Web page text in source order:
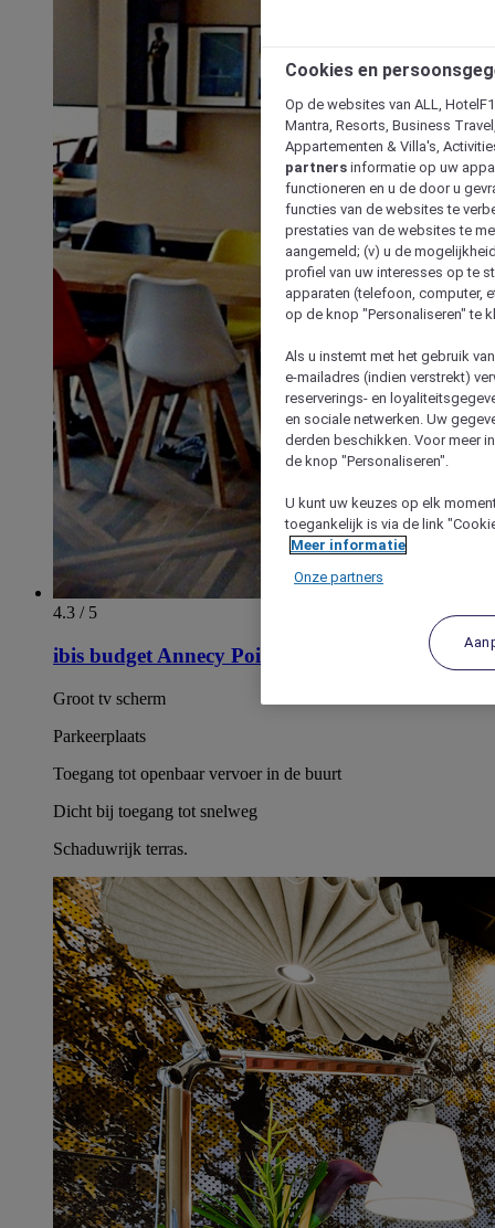
4.3 / 5
ibis budget Annecy Poisy
Groot tv scherm
Parkeerplaats
Toegang tot openbaar vervoer in de buurt
Dicht bij toegang tot snelweg
Schaduwrijk terras.
Cookies en
Op de websites van ALL,
Mantra, Resorts, Business
Appartementen & Villa's,
partners informatie op uw
functioneren en u de door u
functies van de websites te
prestaties van de websites te
aangemeld; (v) u de
profiel van uw interesses op te
apparaten (telefoon, computer,
op de knop "Personaliseren" te
Als u instemt met het gebruik
e-mailadres (indien verstrekt)
reserverings- en
en sociale netwerken. Uw
derden beschikken. Voor meer
de knop "Personaliseren".
U kunt uw keuzes op elk
toegankelijk is via de link
Meer informatie
Onze partners